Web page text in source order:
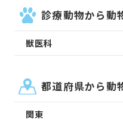
診療動物から動
獣医科
都道府県から動
関東